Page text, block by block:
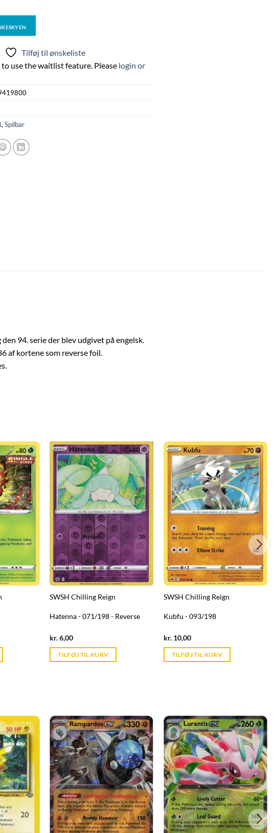
Tilføj til ønskeliste
use the waitlist feature. Please login or
, Spilbar
94. serie der blev udgivet på engelsk.
af kortene som reverse foil.
SWSH Chilling Reign
Hatenna - 071/198 - Reverse
kr.6,00Current
is:
kr. 39,95.
TILFØJ TIL KURV
SWSH Chilling Reign
Kubfu - 093/198
kr.10,00Current
is:
kr. 39,95.
TILFØJ TIL KURV